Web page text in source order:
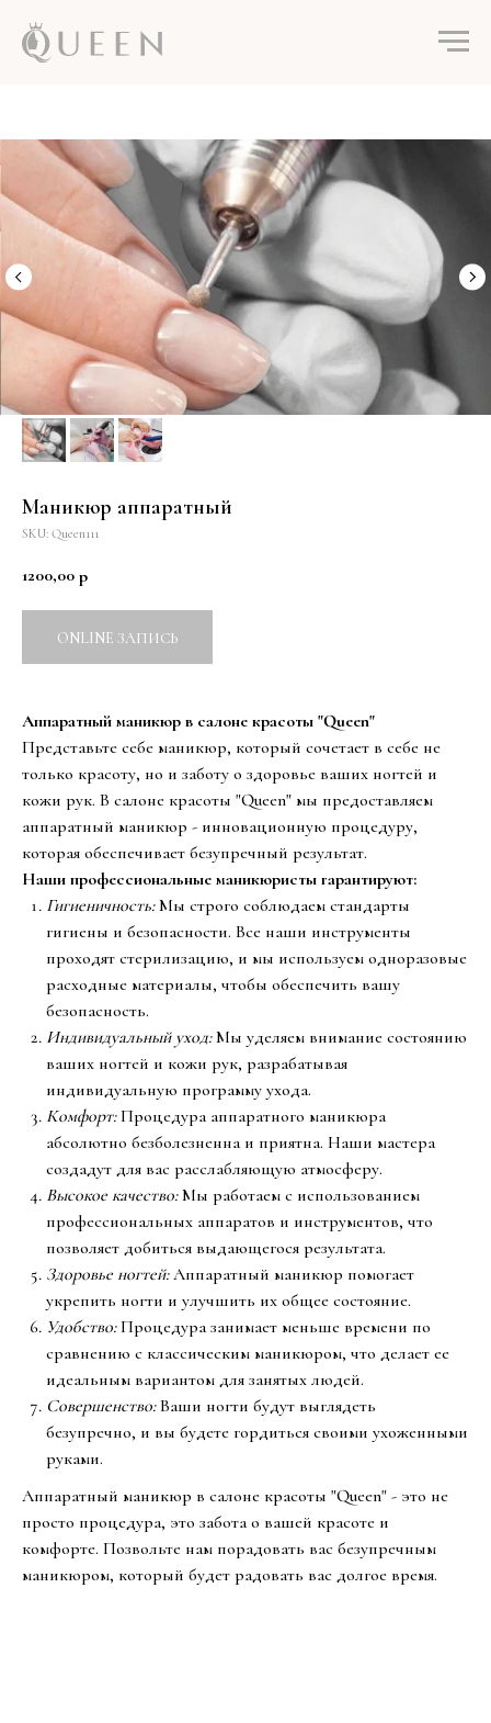
Маникюр аппаратный
SKU: Queen111
1200,00 р
ONLINE ЗАПИСЬ
Аппаратный маникюр в салоне красоты "Queen"
Представьте себе маникюр, который сочетает в себе не
только красоту, но и заботу о здоровье ваших ногтей и
кожи рук. В салоне красоты "Queen" мы предоставляем
аппаратный маникюр - инновационную процедуру,
которая обеспечивает безупречный результат.
Наши профессиональные маникюристы гарантируют:
Гигиеничность:Мы строго соблюдаем стандарты
гигиены и безопасности. Все наши инструменты
проходят стерилизацию, и мы используем одноразовые
расходные материалы, чтобы обеспечить вашу
безопасность.
Индивидуальный уход:Мы уделяем внимание состоянию
ваших ногтей и кожи рук, разрабатывая
индивидуальную программу ухода.
Комфорт:Процедура аппаратного маникюра
абсолютно безболезненна и приятна. Наши мастера
создадут для вас расслабляющую атмосферу.
Высокое качество:Мы работаем с использованием
профессиональных аппаратов и инструментов, что
позволяет добиться выдающегося результата.
Здоровье ногтей:Аппаратный маникюр помогает
укрепить ногти и улучшить их общее состояние.
Удобство:Процедура занимает меньше времени по
сравнению с классическим маникюром, что делает ее
идеальным вариантом для занятых людей.
Совершенство:Ваши ногти будут выглядеть
безупречно, и вы будете гордиться своими ухоженными
руками.
Аппаратный маникюр в салоне красоты "Queen" - это не
просто процедура, это забота о вашей красоте и
комфорте. Позвольте нам порадовать вас безупречным
маникюром, который будет радовать вас долгое время.